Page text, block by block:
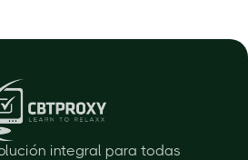
integral para todas